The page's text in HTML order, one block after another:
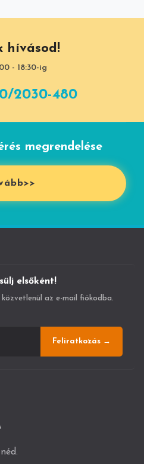
hívásod!
- 18:30-ig
2030-480
megrendelése
elsőként!
közvetlenül az e-mail fiókodba.
Feliratkozás →